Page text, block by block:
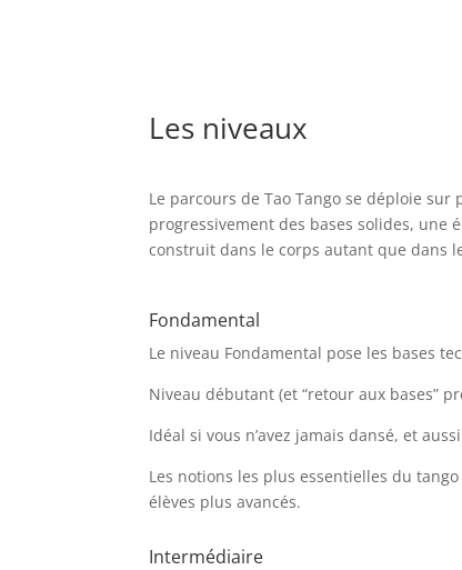
Les niveaux
Le parcours de Tao Tango se déploie
progressivement des bases solides, une
construit dans le corps autant que dans
Fondamental
Le niveau Fondamental pose les bases
Niveau débutant (et “retour aux bases”
Idéal si vous n’avez jamais dansé, et
Les notions les plus essentielles du
élèves plus avancés.
Intermédiaire